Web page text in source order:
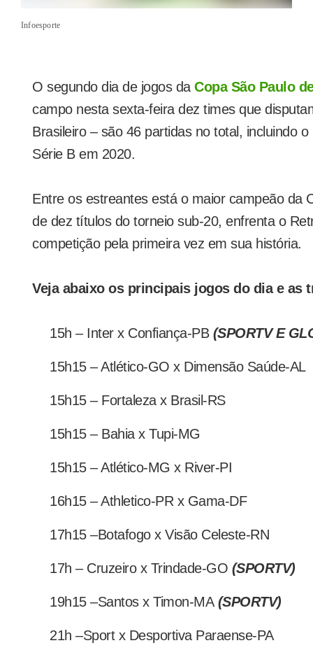
Infoesporte
O segundo dia de jogos da Copa São Paulo
campo nesta sexta-feira dez times que
Brasileiro – são 46 partidas no total, incluindo
Série B em 2020.
Entre os estreantes está o maior campeão da
de dez títulos do torneio sub-20, enfrenta o
competição pela primeira vez em sua história.
Veja abaixo os principais jogos do dia e as
15h – Inter x Confiança-PB (SPORTV E
15h15 – Atlético-GO x Dimensão Saúde-AL
15h15 – Fortaleza x Brasil-RS
15h15 – Bahia x Tupi-MG
15h15 – Atlético-MG x River-PI
16h15 – Athletico-PR x Gama-DF
17h15 –Botafogo x Visão Celeste-RN
17h – Cruzeiro x Trindade-GO (SPORTV)
19h15 –Santos x Timon-MA (SPORTV)
21h –Sport x Desportiva Paraense-PA